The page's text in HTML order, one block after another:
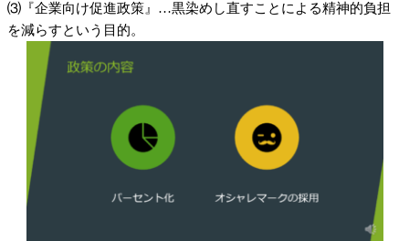
⑶『企業向け促進政策』…黒染めし直すことによる精神的負担
を減らすという目的。